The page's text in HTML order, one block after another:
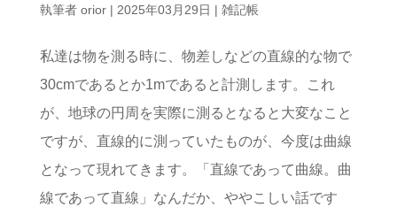
執筆者 orior| 2025年03月29日 | 雑記帳
私達は物を測る時に、物差しなどの直線的な物で
30cmであるとか1mであると計測します。これ
が、地球の円周を実際に測るとなると大変なこと
ですが、直線的に測っていたものが、今度は曲線
となって現れてきます。「直線であって曲線。曲
線であって直線」なんだか、ややこしい話です